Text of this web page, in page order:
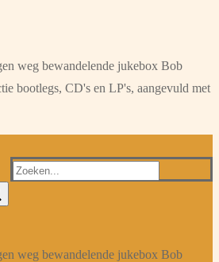
weg bewandelende jukebox Bob
bootlegs, CD's en LP's, aangevuld met
Zoeken
weg bewandelende jukebox Bob